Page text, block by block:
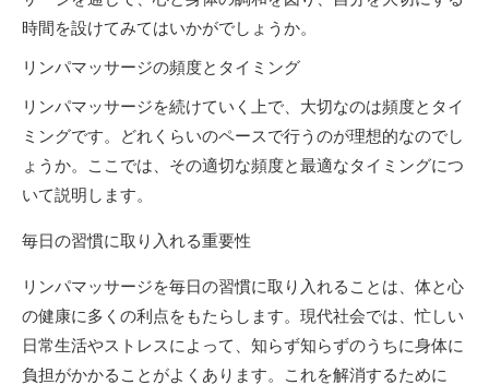
時間を設けてみてはいかがでしょうか。
リンパマッサージの頻度とタイミング
リンパマッサージを続けていく上で、大切なのは頻度とタイ
ミングです。どれくらいのペースで行うのが理想的なのでし
ょうか。ここでは、その適切な頻度と最適なタイミングにつ
いて説明します。
毎日の習慣に取り入れる重要性
リンパマッサージを毎日の習慣に取り入れることは、体と心
の健康に多くの利点をもたらします。現代社会では、忙しい
日常生活やストレスによって、知らず知らずのうちに身体に
負担がかかることがよくあります。これを解消するために